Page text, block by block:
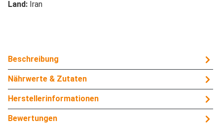
Land: Iran
Beschreibung
Nährwerte & Zutaten
Herstellerinformationen
Bewertungen